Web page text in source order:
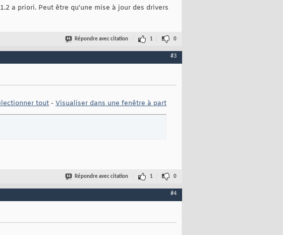
a priori. Peut être qu'une mise à jour des drivers
Répondre avec citation 1 0
#3
tout - Visualiser dans une fenêtre à part
Répondre avec citation 1 0
#4